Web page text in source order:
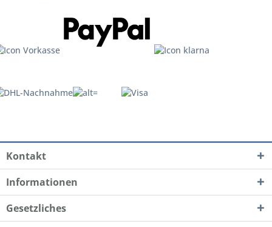
Kontakt
Informationen
Gesetzliches